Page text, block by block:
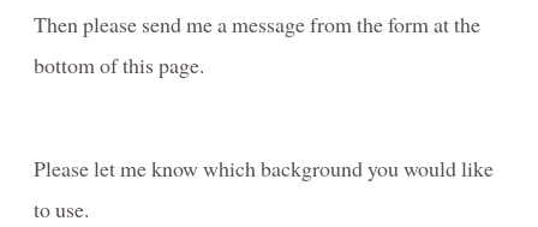
Then please send me a message from the form at the
bottom of this page.
Please let me know which background you would like
to use.